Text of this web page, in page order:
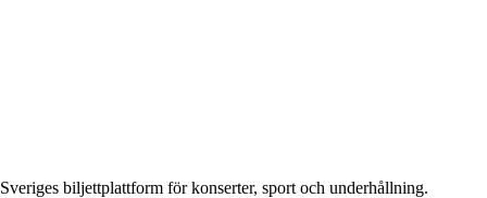
Sveriges biljettplattform för konserter, sport och underhållning.